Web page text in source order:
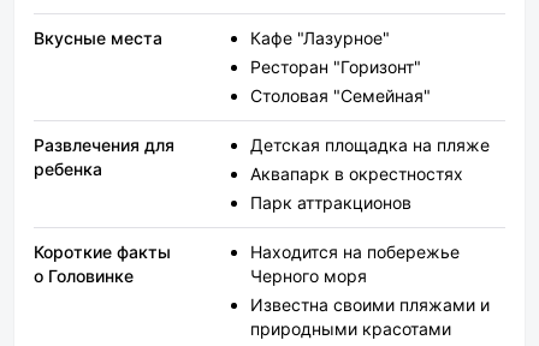
Вкусные места
Кафе "Лазурное"
Ресторан "Горизонт"
Столовая "Семейная"
Развлечения для
ребенка
Детская площадка на пляже
Аквапарк в окрестностях
Парк аттракционов
Короткие факты
о Головинке
Находится на побережье
Черного моря
Известна своими пляжами и
природными красотами